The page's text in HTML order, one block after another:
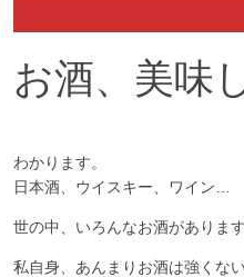
お酒、美味
わかります。
日本酒、ウイスキー、ワイン…
世の中、いろんなお酒があります
私自身、あんまりお酒は強くない